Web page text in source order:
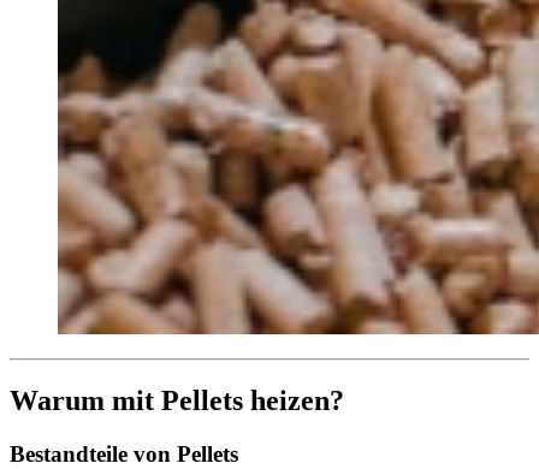
Warum mit Pellets heizen?
Bestandteile von Pellets